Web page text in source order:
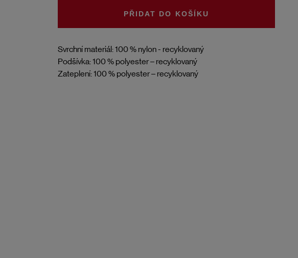
Svrchní materiál: 100 % nylon - recyklovaný
Podšívka: 100 % polyester – recyklovaný
Zateplení: 100 % polyester – recyklovaný
DO KOŠÍKU